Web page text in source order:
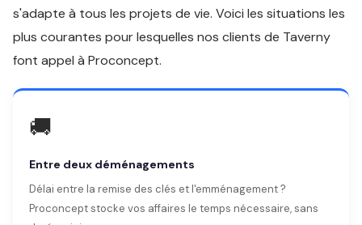
s'adapte à tous les projets de vie. Voici les situations les
plus courantes pour lesquelles nos clients de Taverny
font appel à Proconcept.
🚚
Entre deux déménagements
Délai entre la remise des clés et l'emménagement ?
Proconcept stocke vos affaires le temps nécessaire, sans